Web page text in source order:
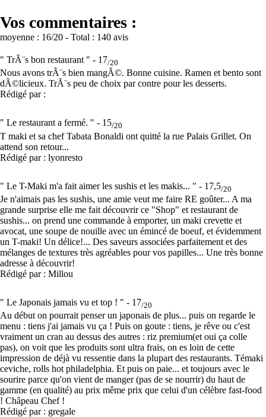
Vos commentaires :
moyenne : 16/20 - Total : 140 avis
" TrÃ¨s bon restaurant " - 17/20
Nous avons trÃ¨s bien mangÃ©. Bonne cuisine. Ramen et bento sont
dÃ©licieux. TrÃ¨s peu de choix par contre pour les desserts.
Rédigé par :
" Le restaurant a fermé. " - 15/20
T maki et sa chef Tabata Bonaldi ont quitté la rue Palais Grillet. On
attend son retour...
Rédigé par : lyonresto
" Le T-Maki m'a fait aimer les sushis et les makis... " - 17,5/20
Je n'aimais pas les sushis, une amie veut me faire RE goûter... A ma
grande surprise elle me fait découvrir ce "Shop" et restaurant de
sushis... on prend une commande à emporter, un maki crevette et
avocat, une soupe de nouille avec un émincé de boeuf, et évidemment
un T-maki! Un délice!... Des saveurs associées parfaitement et des
mélanges de textures très agréables pour vos papilles... Une très bonne
adresse à découvrir!
Rédigé par : Millou
" Le Japonais jamais vu et top ! " - 17/20
Au début on pourrait penser un japonais de plus... puis on regarde le
menu : tiens j'ai jamais vu ça ! Puis on goute : tiens, je rêve ou c'est
vraiment un cran au dessus des autres : riz premium(et oui ça colle
pas), on voit que les produits sont ultra frais, on es loin de cette
impression de déjà vu ressentie dans la plupart des restaurants. Témaki
ceviche, rolls hot philadelphia. Et puis on paie... et toujours avec le
sourire parce qu'on vient de manger (pas de se nourrir) du haut de
gamme (en qualité) au prix même prix que celui d'un célèbre fast-food
! Châpeau Chef !
Rédigé par : gregale